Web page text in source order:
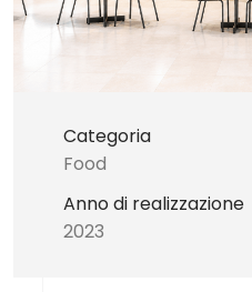
Categoria
Food
Anno di realizzazione
2023